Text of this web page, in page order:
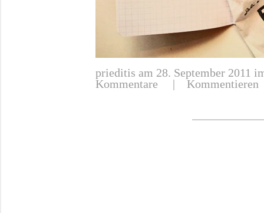
prieditis am 28. September 2011
Kommentare |Kommentieren